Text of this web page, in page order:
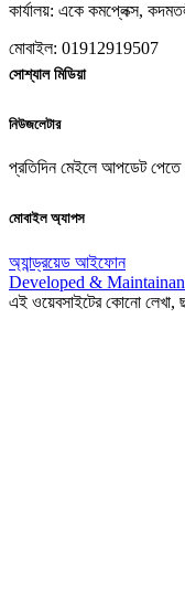
কার্যালয়: একে কমপ্লেক্স,
মোবাইল: 01912919507
সোশ্যাল মিডিয়া
নিউজলেটার
প্রতিদিন মেইলে আপডেট পেতে
মোবাইল অ্যাপস
অ্যান্ড্রয়েড আইফোন
Developed &
এই ওয়েবসাইটের কোনো লেখা,